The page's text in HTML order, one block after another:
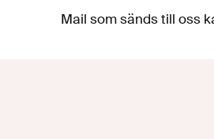
Mail som sänds till oss